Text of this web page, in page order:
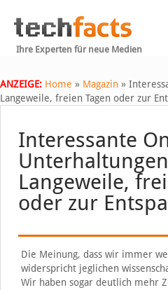
Ihre Experten für neue Medien
ANZEIGE: Home » Magazin »
Langeweile, freien Tagen oder zur
Interessante
Langeweile,
oder zur
Die Meinung, dass wir immer
widerspricht jeglichen
Wir haben sogar deutlich mehr